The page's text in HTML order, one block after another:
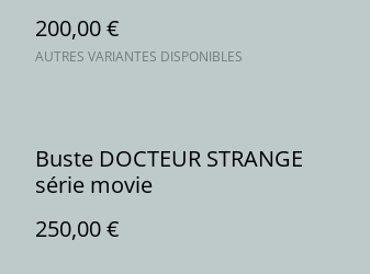
200,00 €
AUTRES VARIANTES DISPONIBLES
Buste DOCTEUR STRANGE
série movie
250,00 €